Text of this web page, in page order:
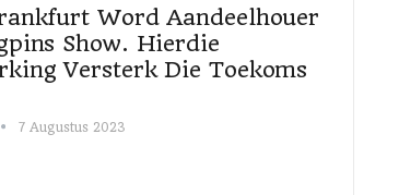
Word Aandeelhouer
Show. Hierdie
Versterk Die Toekoms
7 Augustus 2023